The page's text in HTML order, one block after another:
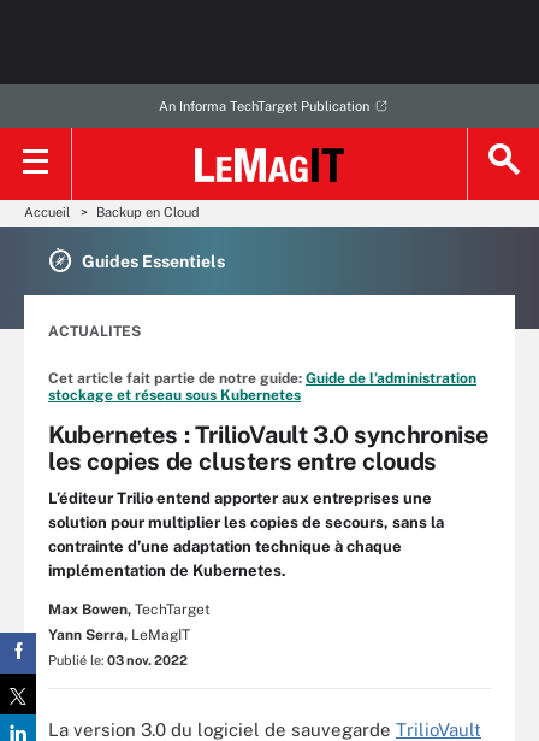
An Informa TechTarget Publication
Accueil Backup en Cloud
Guides Essentiels
ACTUALITES
Cet article fait partie de notre guide: Guide de l’administration
stockage et réseau sous Kubernetes
Kubernetes : TrilioVault 3.0 synchronise
les copies de clusters entre clouds
L’éditeur Trilio entend apporter aux entreprises une
solution pour multiplier les copies de secours, sans la
contrainte d’une adaptation technique à chaque
implémentation de Kubernetes.
Max Bowen, TechTarget
Yann Serra, LeMagIT
Publié le: 03 nov. 2022
La version 3.0 du logiciel de sauvegarde TrilioVault